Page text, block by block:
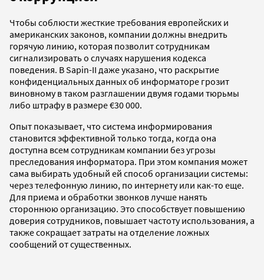
Чтобы соблюсти жесткие требования европейских и
американских законов, компании должны внедрить
горячую линию, которая позволит сотрудникам
сигнализировать о случаях нарушения кодекса
поведения. В Sapin-II даже указано, что раскрытие
конфиденциальных данных об информаторе грозит
виновному в таком разглашении двумя годами тюрьмы
либо штрафу в размере €30 000.
Опыт показывает, что система информирования
становится эффективной только тогда, когда она
доступна всем сотрудникам компании без угрозы
преследования информатора. При этом компания может
сама выбирать удобный ей способ организации системы:
через телефонную линию, по интернету или как-то еще.
Для приема и обработки звонков лучше нанять
стороннюю организацию. Это способствует повышению
доверия сотрудников, повышает частоту использования, а
также сокращает затраты на отделение ложных
сообщений от существенных.